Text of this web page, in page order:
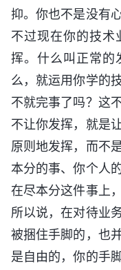
抑。你也不是没有
不过现在你的技术
挥。什么叫正常的
么，就运用你学的
不就完事了吗？这
不让你发挥，就是
原则地发挥，而不
本分的事、你个人
在尽本分这件事上
所以说，在对待业
被捆住手脚的，也
是自由的，你的手